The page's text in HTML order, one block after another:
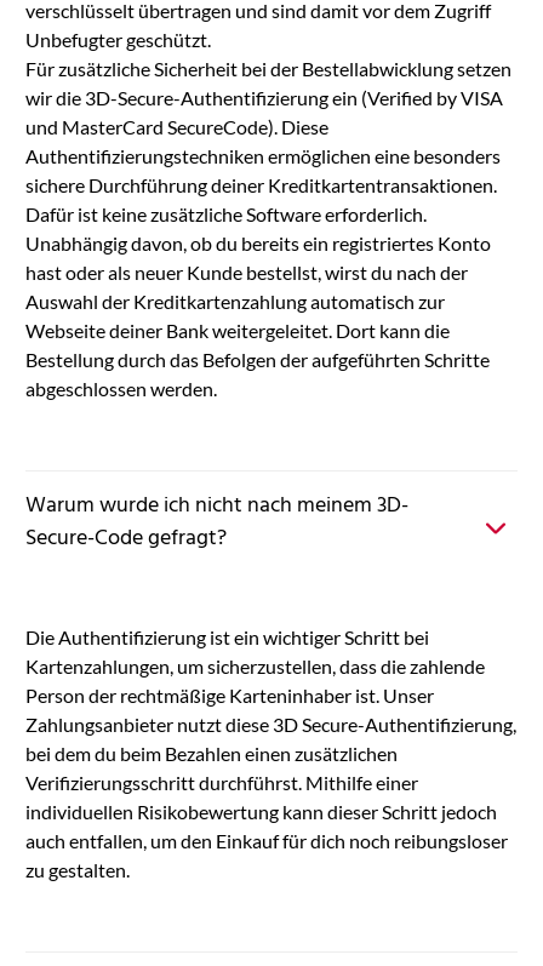
verschlüsselt übertragen und sind damit vor dem Zugriff
Unbefugter geschützt.
Für zusätzliche Sicherheit bei der Bestellabwicklung setzen
wir die 3D-Secure-Authentifizierung ein (Verified by VISA
und MasterCard SecureCode). Diese
Authentifizierungstechniken ermöglichen eine besonders
sichere Durchführung deiner Kreditkartentransaktionen.
Dafür ist keine zusätzliche Software erforderlich.
Unabhängig davon, ob du bereits ein registriertes Konto
hast oder als neuer Kunde bestellst, wirst du nach der
Auswahl der Kreditkartenzahlung automatisch zur
Webseite deiner Bank weitergeleitet. Dort kann die
Bestellung durch das Befolgen der aufgeführten Schritte
abgeschlossen werden.
Warum wurde ich nicht nach meinem 3D-
Secure-Code gefragt?
Die Authentifizierung ist ein wichtiger Schritt bei
Kartenzahlungen, um sicherzustellen, dass die zahlende
Person der rechtmäßige Karteninhaber ist. Unser
Zahlungsanbieter nutzt diese 3D Secure-Authentifizierung,
bei dem du beim Bezahlen einen zusätzlichen
Verifizierungsschritt durchführst. Mithilfe einer
individuellen Risikobewertung kann dieser Schritt jedoch
auch entfallen, um den Einkauf für dich noch reibungsloser
zu gestalten.